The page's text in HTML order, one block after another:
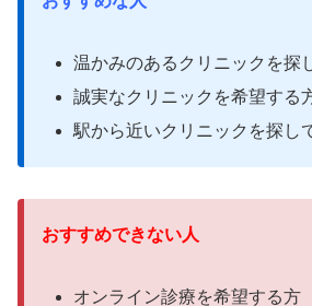
温かみのあるクリニックを探
誠実なクリニックを希望する
駅から近いクリニックを探し
おすすめできない人
オンライン診療を希望する方